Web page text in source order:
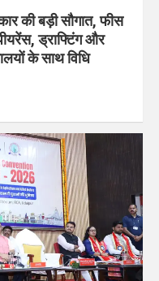
की बड़ी सौगात, फीस
ड्राफ्टिंग और
के साथ विधि